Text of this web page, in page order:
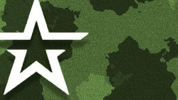
Парковая зона
Спортивные площадки